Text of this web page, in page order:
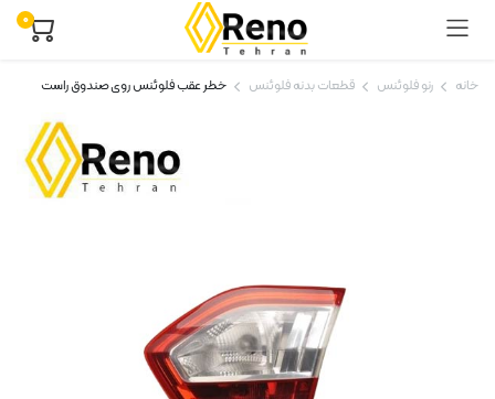
۰
خانه رنو فلوئنس قطعات بدنه فلوئنس خطر عقب فلوئنس روی صندوق راست